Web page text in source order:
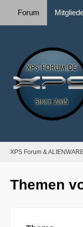
Forum
XPS Forum &
Themen